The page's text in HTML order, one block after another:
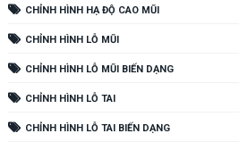
CHỈNH HÌNH HẠ ĐỘ CAO MŨI
CHỈNH HÌNH LỖ MŨI
CHỈNH HÌNH LỖ MŨI BIẾN DẠNG
CHỈNH HÌNH LỖ TAI
CHỈNH HÌNH LỖ TAI BIẾN DẠNG